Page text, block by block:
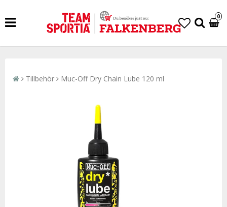
0
Tillbehör Muc-Off Dry Chain Lube 120 ml